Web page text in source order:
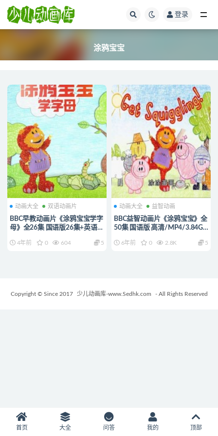
登录
涂鸦宝宝
动画大全 双语动画片
BBC早教动画片《涂鸦宝宝学字
母》全26集 国语版26集+英语版
片涂鸦宝宝学字母下载
4年前 0 604 5
动画大全 益智动画
BBC益智动画片《涂鸦宝宝》全
50集 国语版 高清/MP4/3.84G
6年前 0 2.8K 5
Copyright © Since 2017 少儿动画库-www.Sedhk.com - All Rights Reserved
首页 大全 问答 我的 顶部